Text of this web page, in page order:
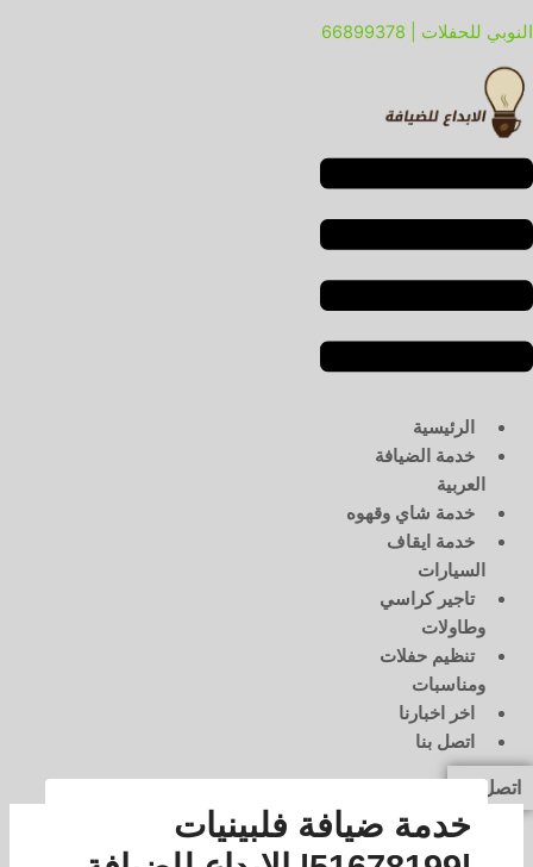
إلى
المحتوى
النوبي للحفلات | 66899378
الرئيسية
خدمة الضيافة
العربية
خدمة شاي وقهوه
خدمة ايقاف
السيارات
تاجير كراسي
وطاولات
تنظيم حفلات
ومناسبات
اخر اخبارنا
اتصل بنا
اتصل بنا
خدمة ضيافة فلبينيات